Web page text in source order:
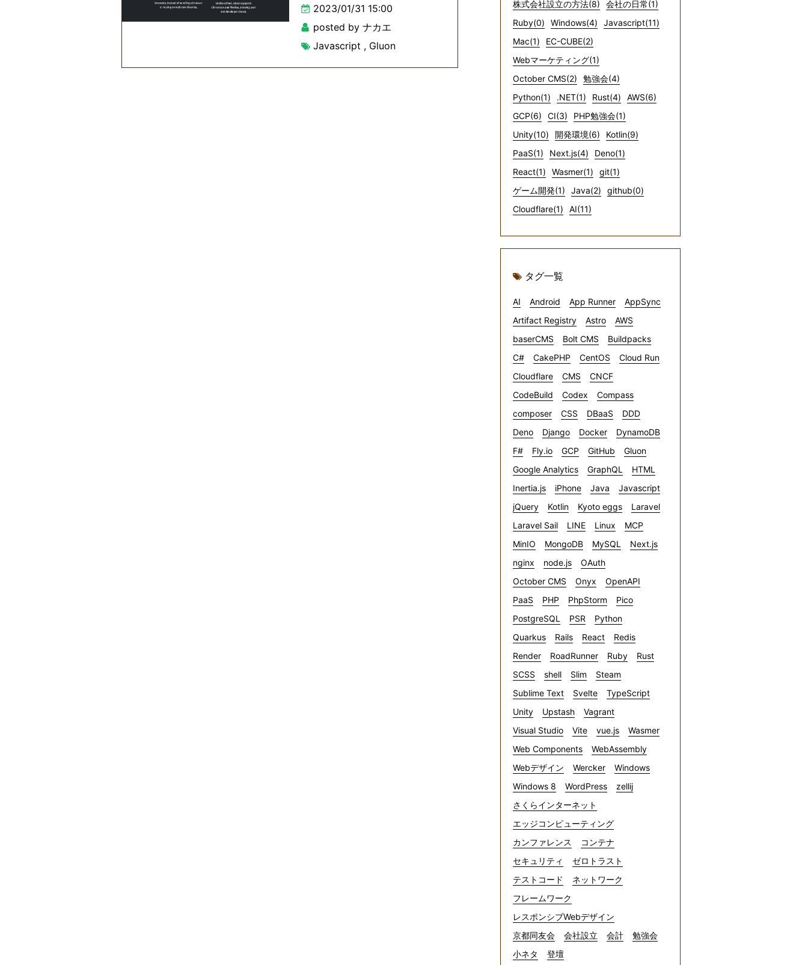
2023/01/31 15:00
posted by ナカエ
Javascript , Gluon
株式会社設立の方法(8)
会社の日常(1)
Ruby(0)
Windows(4)
Javascript(11)
Mac(1)
EC-CUBE(2)
Webマーケティング(1)
October CMS(2)
勉強会(4)
Python(1)
.NET(1) Rust(4)
AWS(6)
GCP(6)
CI(3)
PHP勉強会(1)
Unity(10)
開発環境(6)
Kotlin(9)
PaaS(1)
Next.js(4)
Deno(1)
React(1)
Wasmer(1)
git(1)
ゲーム開発(1)
Java(2)
github(0)
Cloudflare(1)
AI(11)
タグ一覧
AI Android App Runner
AppSync
Artifact Registry
Astro
AWS
baserCMS
Bolt CMS
Buildpacks
C#
CakePHP CentOS
Cloud Run
Cloudflare
CMS
CNCF
CodeBuild
Codex
Compass
composer
CSS DBaaS
DDD
Deno
Django Docker
DynamoDB
F#
Fly.io GCP GitHub
Gluon
Google Analytics
GraphQL
HTML
Inertia.js
iPhone Java
Javascript
jQuery
Kotlin Kyoto eggs
Laravel
Laravel Sail
LINE Linux
MCP
MinIO
MongoDB MySQL
Next.js
nginx
node.js
OAuth
October CMS
Onyx
OpenAPI
PaaS
PHP PhpStorm
Pico
PostgreSQL
PSR
Python
Quarkus
Rails React
Redis
Render
RoadRunner Ruby
Rust
SCSS
shell Slim
Steam
Sublime Text
Svelte
TypeScript
Unity
Upstash
Vagrant
Visual Studio
Vite vue.js
Wasmer
Web Components
WebAssembly
Webデザイン
Wercker
Windows
Windows 8
WordPress
zellij
さくらインターネット
エッジコンピューティング
カンファレンス
コンテナ
セキュリティ
ゼロトラスト
テストコード
ネットワーク
フレームワーク
レスポンシブWebデザイン
京都同友会
会社設立 会計
勉強会
小ネタ
登壇